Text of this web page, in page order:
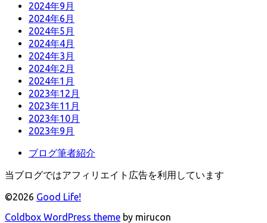
2024年9月
2024年6月
2024年5月
2024年4月
2024年3月
2024年2月
2024年1月
2023年12月
2023年11月
2023年10月
2023年9月
ブログ筆者紹介
当ブログではアフィリエイト広告を利用しています
©2026 Good Life!
Coldbox WordPress theme by mirucon